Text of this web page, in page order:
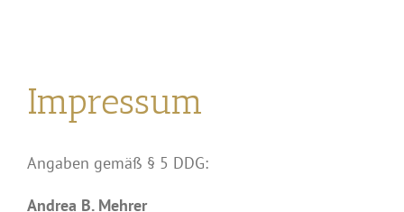
Impressum
Angaben gemäß § 5 DDG:
Andrea B. Mehrer